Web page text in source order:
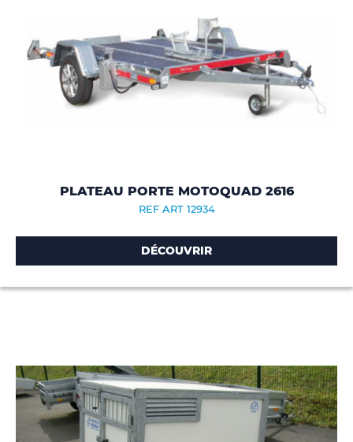
PLATEAU PORTE MOTOQUAD 2616
REF ART 12934
DÉCOUVRIR